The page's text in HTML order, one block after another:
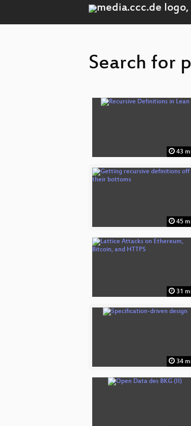
Search for
43
45
31
34